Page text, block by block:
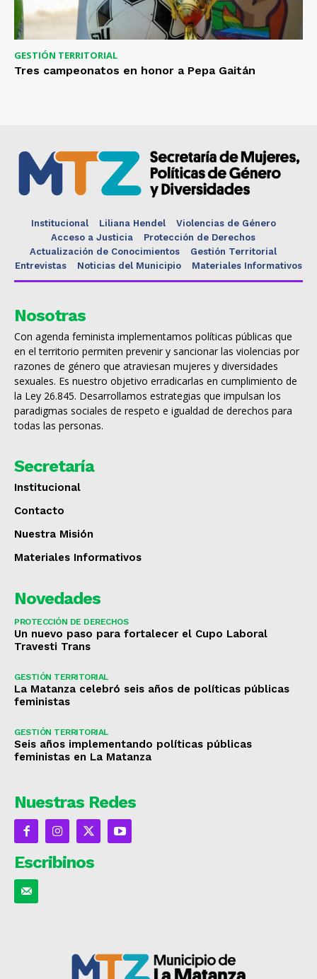
GESTIÓN TERRITORIAL
Tres campeonatos en honor a Pepa Gaitán
Institucional Liliana Hendel
Violencias de Género
Acceso a Justicia
Protección de Derechos
Actualización de Conocimientos
Gestión Territorial
Entrevistas
Noticias del Municipio Materiales Informativos
Nosotras
Con agenda feminista implementamos políticas públicas que
en el territorio permiten prevenir y sancionar las violencias por
razones de género que atraviesan mujeres y diversidades
sexuales. Es nuestro objetivo erradicarlas en cumplimiento de
la Ley 26.845. Desarrollamos estrategias que impulsan los
paradigmas sociales de respeto e igualdad de derechos para
todas las personas.
Secretaría
Institucional
Contacto
Nuestra Misión
Materiales Informativos
Novedades
PROTECCIÓN DE DERECHOS
Un nuevo paso para fortalecer el Cupo Laboral
Travesti Trans
GESTIÓN TERRITORIAL
La Matanza celebró seis años de políticas públicas
feministas
GESTIÓN TERRITORIAL
Seis años implementando políticas públicas
feministas en La Matanza
Nuestras Redes
Escribinos